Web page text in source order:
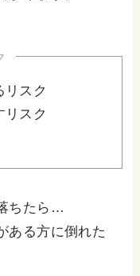
リスク
リスク
ちたら…
ある方に倒れた